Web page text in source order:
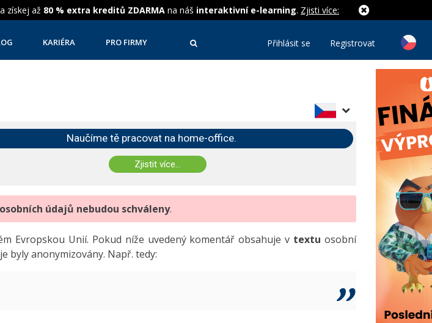
a získej až 80 % extra kreditů ZDARMA na náš interaktivní e-learning. Zjisti více:
KARIÉRA PRO FIRMY Přihlásit se Registrovat
Naučíme tě pracovat na home-office.
Zjistit více...
údajů nebudou schváleny.
Evropskou Unií. Pokud níže uvedený komentář obsahuje v textu osobní
byly anonymizovány. Např. tedy: